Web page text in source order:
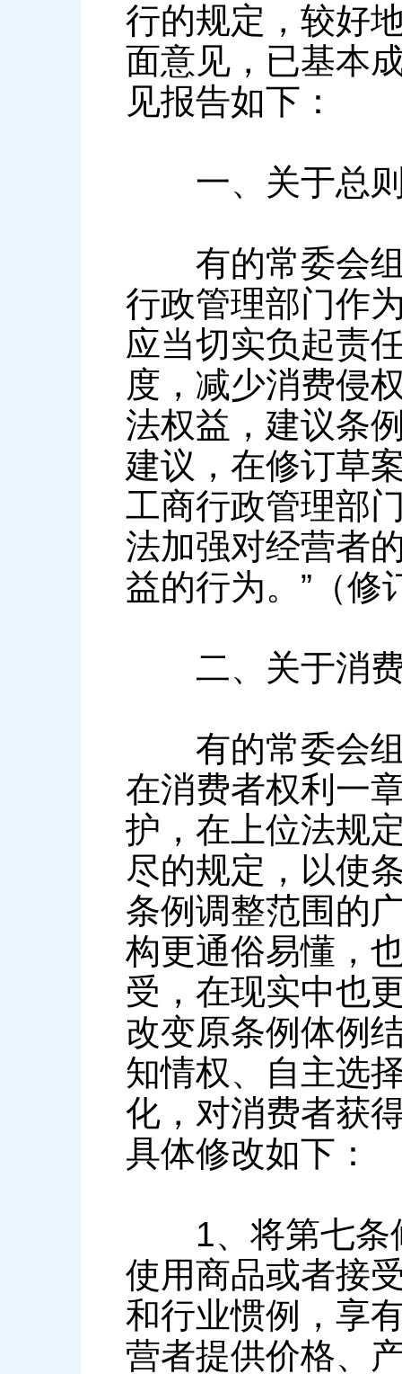
行的规定，较好
面意见，已基本
见报告如下：
一、关于总
有的常委会组
行政管理部门作
应当切实负起责
度，减少消费侵
法权益，建议条
建议，在修订草
工商行政管理部
法加强对经营者
益的行为。”（修
二、关于消费
有的常委会组
在消费者权利一
护，在上位法规
尽的规定，以使
条例调整范围的
构更通俗易懂，
受，在现实中也
改变原条例体例
知情权、自主选
化，对消费者获
具体修改如下：
1、将第七条修
使用商品或者接
和行业惯例，享
营者提供价格、